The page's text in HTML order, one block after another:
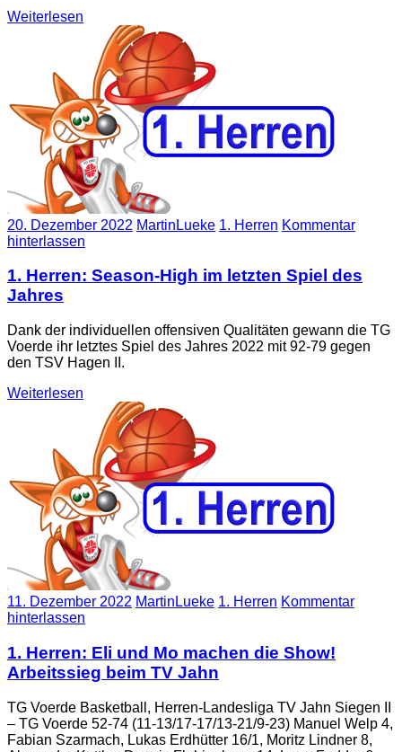
Weiterlesen
20. Dezember 2022 MartinLueke 1. Herren Kommentar
hinterlassen
1. Herren: Season-High im letzten Spiel des
Jahres
Dank der individuellen offensiven Qualitäten gewann die TG
Voerde ihr letztes Spiel des Jahres 2022 mit 92-79 gegen
den TSV Hagen II.
Weiterlesen
11. Dezember 2022 MartinLueke 1. Herren Kommentar
hinterlassen
1. Herren: Eli und Mo machen die Show!
Arbeitssieg beim TV Jahn
TG Voerde Basketball, Herren-Landesliga TV Jahn Siegen II
– TG Voerde 52-74 (11-13/17-17/13-21/9-23) Manuel Welp 4,
Fabian Szarmach, Lukas Erdhütter 16/1, Moritz Lindner 8,